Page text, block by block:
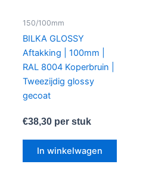
150/100mm
BILKA GLOSSY
Aftakking | 100mm |
RAL 8004 Koperbruin |
Tweezijdig glossy
gecoat
€38,30per stuk
In winkelwagen